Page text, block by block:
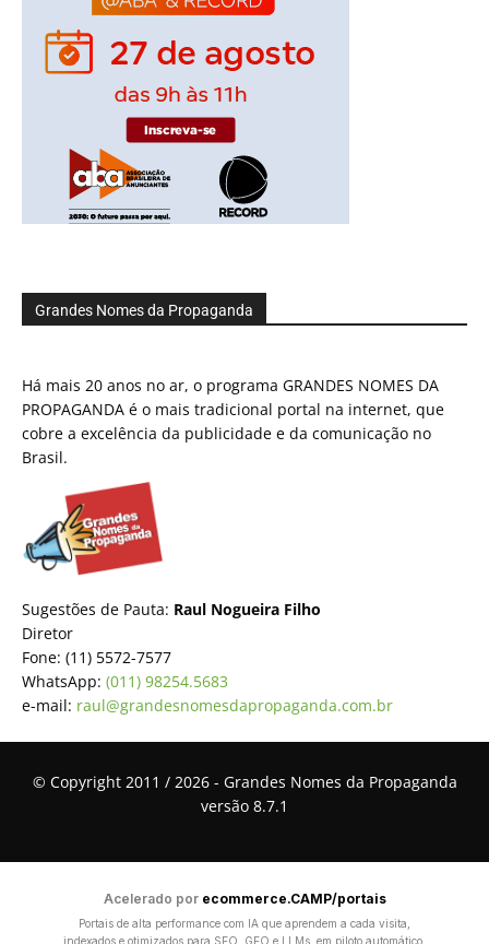
Grandes Nomes da Propaganda
Há mais 20 anos no ar, o programa GRANDES NOMES DA
PROPAGANDA é o mais tradicional portal na internet, que
cobre a excelência da publicidade e da comunicação no
Brasil.
Sugestões de Pauta: Raul Nogueira Filho
Diretor
Fone: (11) 5572-7577
WhatsApp: (011) 98254.5683
e-mail: raul@grandesnomesdapropaganda.com.br
© Copyright 2011 / 2026 - Grandes Nomes da Propaganda
versão 8.7.1
Acelerado por ecommerce.CAMP/portais
Portais de alta performance com IA que aprendem a cada visita,
indexados e otimizados para SEO, GEO e LLMs, em piloto automático.